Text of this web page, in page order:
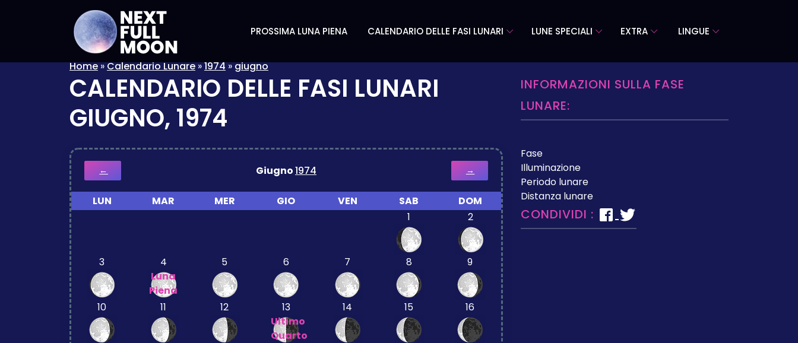
PROSSIMA LUNA PIENA CALENDARIO DELLE FASI LUNARI LUNE SPECIALI EXTRA LINGUE
Home»Calendario Lunare»1974»giugno
CALENDARIO DELLE FASI LUNARI
GIUGNO, 1974
← Giugno1974 →
LUN MAR MER GIO VEN SAB
DOM
1
2
3
4
Luna
Piena
5 6 7 8 9
10 11 12
13
Ultimo
Quarto
14 15 16
INFORMAZIONI SULLA FASE
LUNARE:
Fase
Illuminazione
Periodo lunare
Distanza lunare
CONDIVIDI :